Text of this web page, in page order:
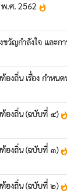
พ.ศ. 2562 whatshot
ขวัญกำลังใจ แล
องถิ่น เรื่อง กำห
ท้องถิ่น (ฉบับที่ ๔)
ท้องถิ่น (ฉบับที่ ๓)
ท้องถิ่น (ฉบับที่ ๒)